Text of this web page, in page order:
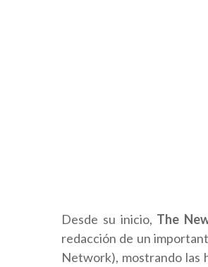
Desde su inicio, The
redacción de un
Network), mostrando las